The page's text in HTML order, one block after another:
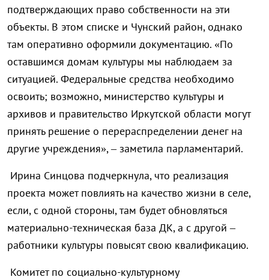
подтверждающих право собственности на эти
объекты. В этом списке и Чунский район, однако
там оперативно оформили документацию. «По
оставшимся домам культуры мы наблюдаем за
ситуацией. Федеральные средства необходимо
освоить; возможно, министерство культуры и
архивов и правительство Иркутской области могут
принять решение о перераспределении денег на
другие учреждения», – заметила парламентарий.
Ирина Синцова подчеркнула, что реализация
проекта может повлиять на качество жизни в селе,
если, с одной стороны, там будет обновляться
материально-техническая база ДК, а с другой –
работники культуры повысят свою квалификацию.
Комитет по социально-культурному